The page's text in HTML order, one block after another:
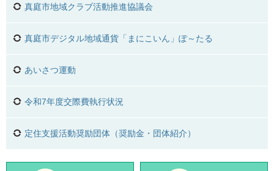
真庭市地域クラブ活動推進協議会
真庭市デジタル地域通貨「まにこいん」ぽ～たる
あいさつ運動
令和7年度交際費執行状況
定住支援活動奨励団体（奨励金・団体紹介）